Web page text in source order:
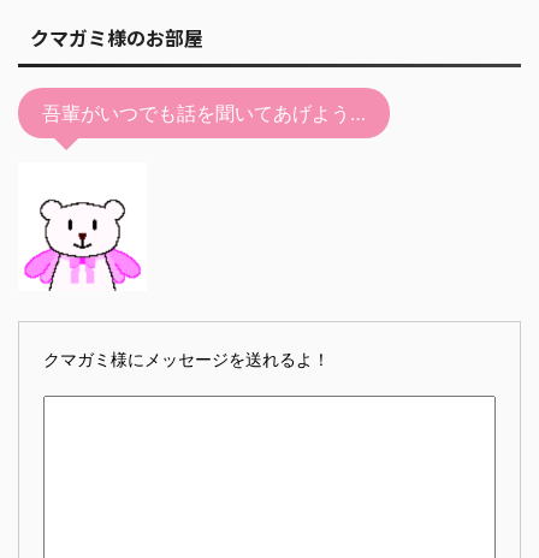
クマガミ様のお部屋
吾輩がいつでも話を聞いてあげよう…
クマガミ様にメッセージを送れるよ！